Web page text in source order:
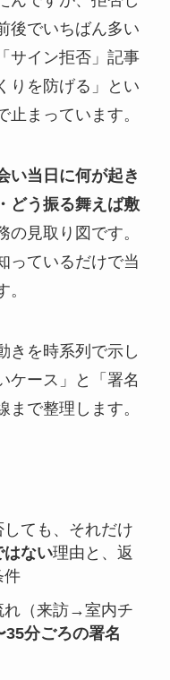
でいちばん多い
サイン拒否」記事
りを防げる」とい
止まっています。
い当日に何が起き
どう振る舞えば敷
の見取り図です。
っているだけで当
きを時系列で示し
ケース」と「署名
まで整理します。
ても、それだけ
はない理由と、返
件
れ（来訪→室内チ
35分ごろの署名